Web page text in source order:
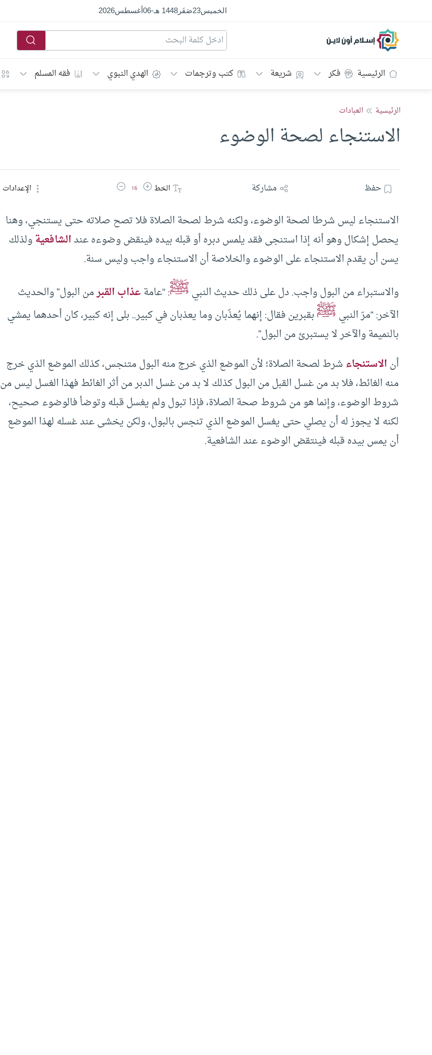
الخميس23صَفَر1448 هـ -
06أغسطس2026
إسلام أون لاين
الرئيسية فكر شريعة كتب وترجمات الهدي النبوي فقه المسلم
الرئيسية العبادات
الاستنجاء لصحة الوضوء
حفظ مشاركة الخطزيادة حجم الخط
16 تقليل حجم الخط الإعدادات
الاستنجاء ليس شرطا لصحة الوضوء، ولكنه شرط لصحة الصلاة فلا تصح صلاته حتى يستنجي، وهنا
يحصل إشكال وهو أنه إذا استنجى فقد يلمس دبره أو قبله بيده فينقض وضوءه عندالشافعيةولذلك
يسن أن يقدم الاستنجاء على الوضوء والخلاصة أن الاستنجاء واجب وليس سنة.
والاستبراء من البول واجب. دل على ذلك حديث النبيﷺ: “عامةعذاب القبرمن البول” والحديث
الآخر: “مرّ النبيﷺبقبرين فقال: إنهما يُعذّبان وما يعذبان في كبير.. بلى إنه كبير، كان أحدهما يمشي
بالنميمة والآخر لا يستبرئ من البول”.
أنالاستنجاءشرط لصحة الصلاة؛ لأن الموضع الذي خرج منه البول متنجس، كذلك الموضع الذي خرج
منه الغائط، فلا بد من غسل القبل من البول كذلك لا بد من غسل الدبر من أثر الغائط فهذا الغسل ليس من
شروط الوضوء، وإنما هو من شروط صحة الصلاة، فإذا تبول ولم يغسل قبله وتوضأ فالوضوء صحيح،
لكنه لا يجوز له أن يصلي حتى يغسل الموضع الذي تنجس بالبول، ولكن يخشى عند غسله لهذا الموضع
أن يمس بيده قبله فينتقض الوضوء عند الشافعية.